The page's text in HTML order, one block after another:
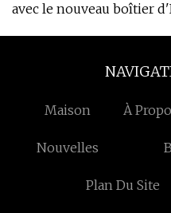
avec le nouveau boîtier
Maison À
Nouvelles
Plan Du Site